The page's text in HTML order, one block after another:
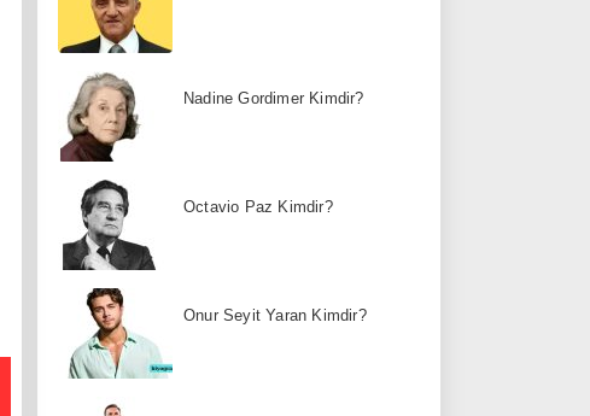
Nadine Gordimer Kimdir?
Octavio Paz Kimdir?
Onur Seyit Yaran Kimdir?